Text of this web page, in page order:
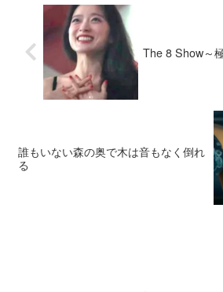
The 8 Show～
誰もいない森の奥で木は音もなく倒れ
る